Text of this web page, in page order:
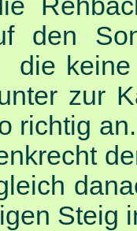
den
die
zur
richtig
Steig